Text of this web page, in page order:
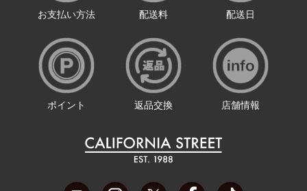
お支払い方法 配送料 配送日
ポイント 返品交換 店舗情報